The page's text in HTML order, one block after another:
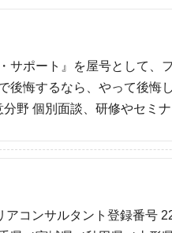
サポート』を屋号として、
後悔するなら、やって後悔
野 個別面談、研修やセミ
コンサルタント登録番号